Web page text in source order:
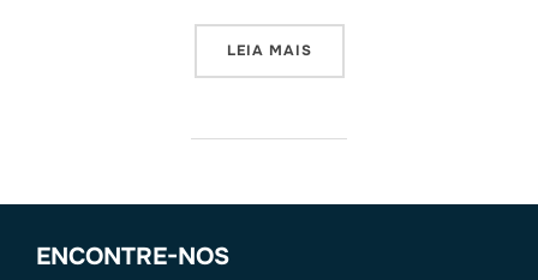
LEIA MAIS“COMO APLICAR VERNIZ E
ENCONTRE-NOS